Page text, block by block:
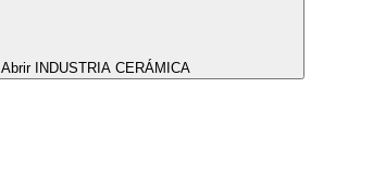
Abrir INDUSTRIA CERÁMICA